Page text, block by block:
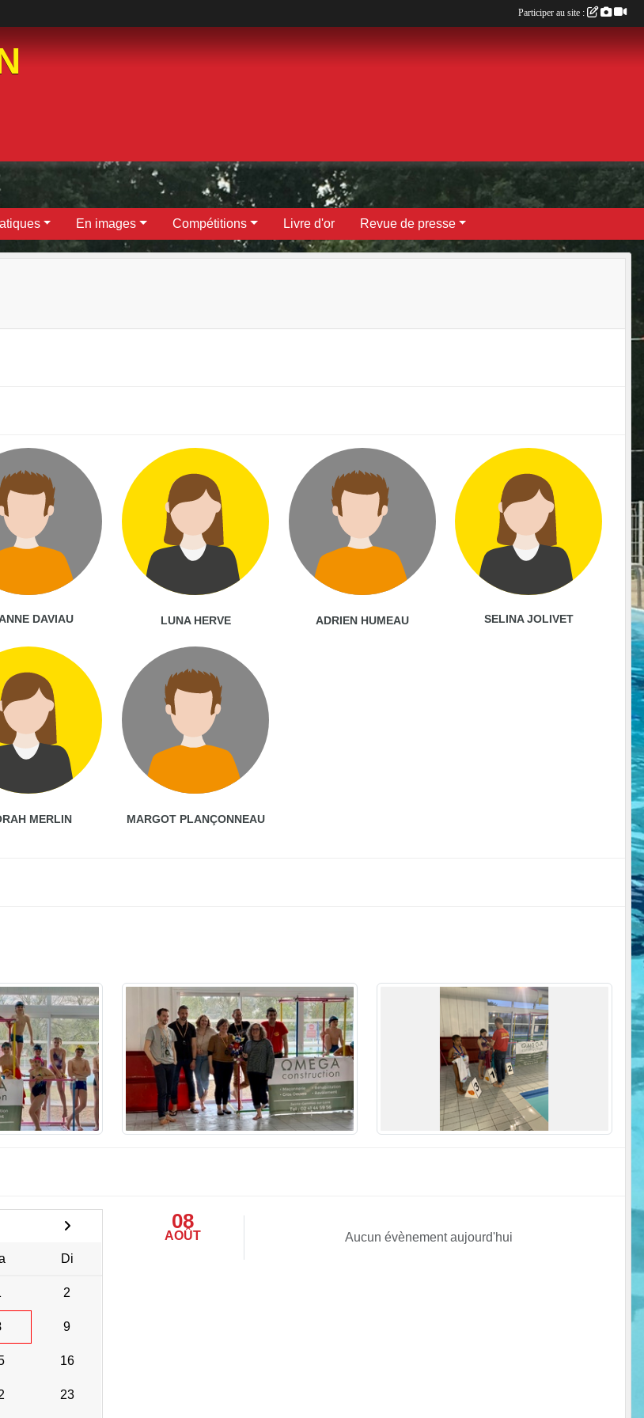
En images Compétitions Livre d'or Revue de presse
DAVIAU LUNA HERVE ADRIEN HUMEAU SELINA JOLIVET
MERLIN MARGOT PLANÇONNEAU
Di
2
9
16
23
08
AOÛT Aucun évènement aujourd'hui
Participer au site :